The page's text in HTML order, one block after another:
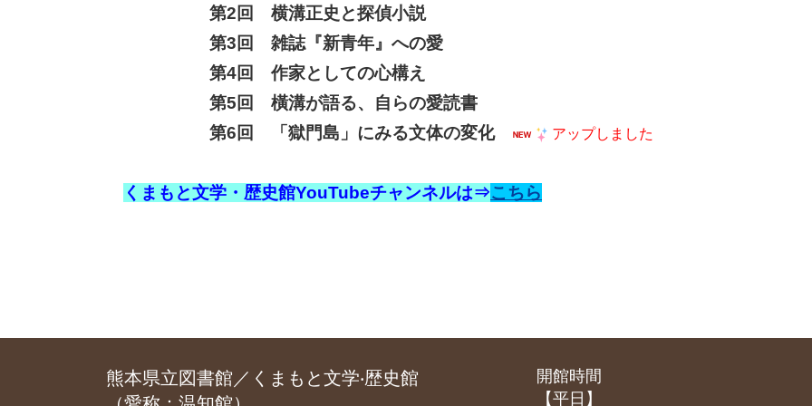
第2回 横溝正史と探偵小説
第3回 雑誌『新青年』への愛
第4回 作家としての心構え
第5回 橫溝が語る、自らの愛読書
第6回 「獄門島」にみる文体の変化
アップしました
くまもと文学・歴史館YouTubeチャンネルは⇒こちら
熊本県立図書館／くまもと文学‧歴史館
開館時間
【平日】